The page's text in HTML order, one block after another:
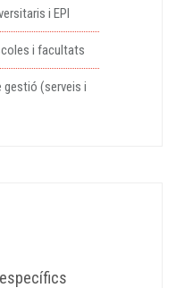
i EPI
i facultats
gestió (serveis i